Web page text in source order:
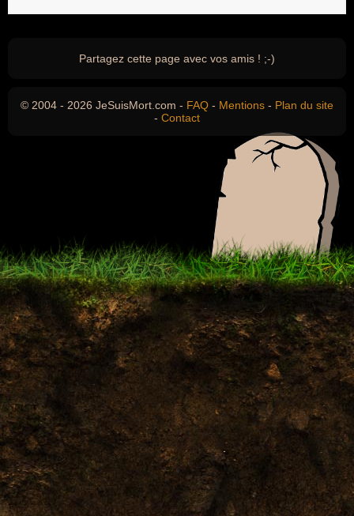
Partagez cette page avec vos amis ! ;-)
© 2004 - 2026 JeSuisMort.com - FAQ - Mentions - Plan du site
- Contact